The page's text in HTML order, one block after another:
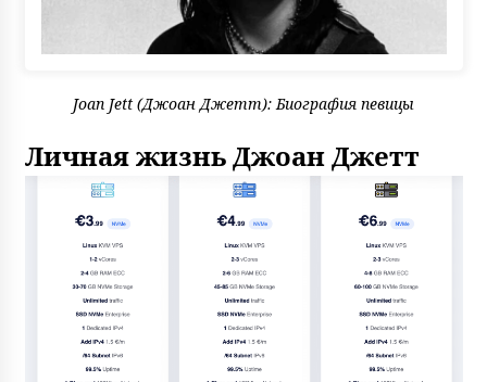
Joan Jett (Джоан Джетт): Биография певицы
Личная жизнь Джоан Джетт